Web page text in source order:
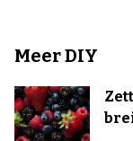
Meer DIY